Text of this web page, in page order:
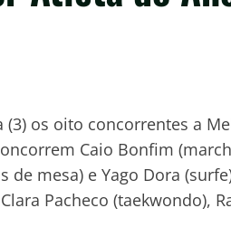
os oito concorrentes a
Caio Bonfim
mesa) e Yago Dora
Pacheco (taekwondo),